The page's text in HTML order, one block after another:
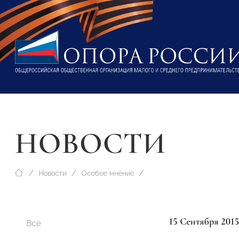
НОВОСТИ
Новости Особое мнение
Все
15 Сентября 2015